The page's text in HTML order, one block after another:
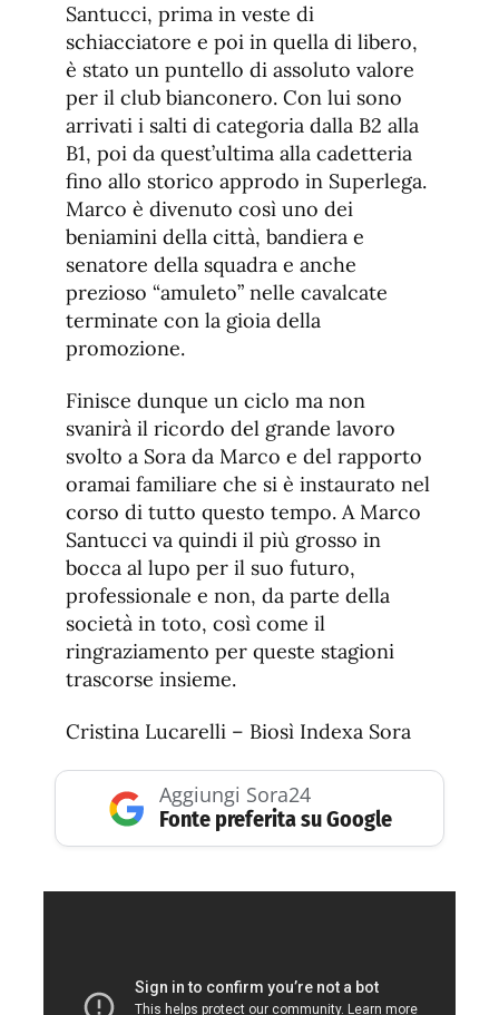
Santucci, prima in veste di
schiacciatore e poi in quella di libero,
è stato un puntello di assoluto valore
per il club bianconero. Con lui sono
arrivati i salti di categoria dalla B2 alla
B1, poi da quest’ultima alla cadetteria
fino allo storico approdo in Superlega.
Marco è divenuto così uno dei
beniamini della città, bandiera e
senatore della squadra e anche
prezioso “amuleto” nelle cavalcate
terminate con la gioia della
promozione.
Finisce dunque un ciclo ma non
svanirà il ricordo del grande lavoro
svolto a Sora da Marco e del rapporto
oramai familiare che si è instaurato nel
corso di tutto questo tempo. A Marco
Santucci va quindi il più grosso in
bocca al lupo per il suo futuro,
professionale e non, da parte della
società in toto, così come il
ringraziamento per queste stagioni
trascorse insieme.
Cristina Lucarelli – Biosì Indexa Sora
Aggiungi Sora24
Fonte preferita su Google